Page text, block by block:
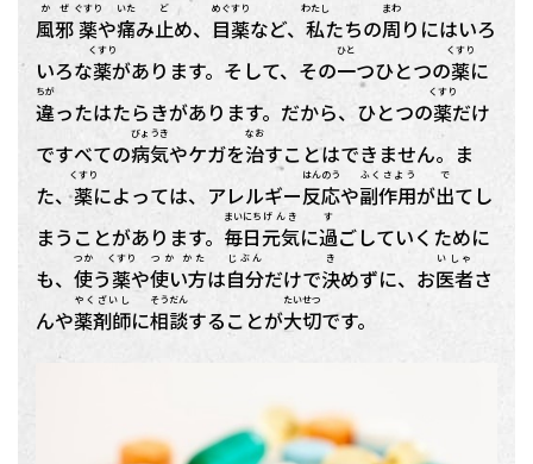
風邪
かぜ
薬
ぐすり
や痛
いた
み止
ど
め、 目薬
めぐすり
など、 私
わたし
たちの周
まわ
りにはいろ
いろな薬
くすり
があります。そして、その一
ひと
つひとつの薬
くすり
に
違
ちが
ったはたらきがあります。だから、ひとつの薬
くすり
だけ
ですべての病気
びょうき
やケガを治
なお
すことはできません。ま
た、薬
くすり
によっては、アレルギー反応
はんのう
や副作用
ふくさよう
が出
で
てし
まうことがあります。 毎日
まいにち
元気
げんき
に過
す
ごしていくために
も、 使
つか
う薬
くすり
や使い方
つか かた
は自分
じぶん
だけで決
き
めずに、お医者
いしゃ
さ
んや薬剤師
やくざいし
に相談
そうだん
することが大切
たいせつ
です。